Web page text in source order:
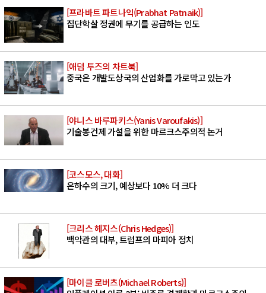
[프라바트 파트나익(Prabhat Patnaik)]
집단학살 정권에 무기를 공급하는 인도
[애덤 투즈의 차트북]
중국은 개발도상국의 산업화를 가로막고 있는가
[야니스 바루파키스(Yanis Varoufakis)]
기술봉건제 가설을 위한 마르크스주의적 논거
[코스모스, 대화]
은하수의 크기, 예상보다 10% 더 크다
[크리스 헤지스(Chris Hedges)]
백악관의 대부, 트럼프의 마피아 정치
[마이클 로버츠(Michael Roberts)]